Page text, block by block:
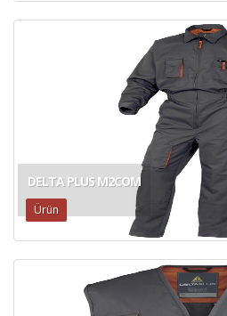
DELTA PLUS M2COM
Ürün